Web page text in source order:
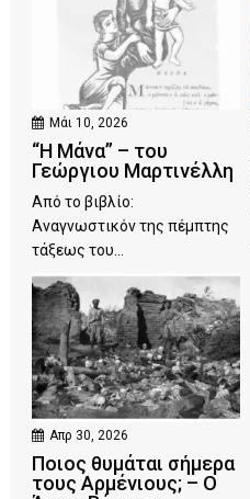
Μάι 10, 2026
“Η Μάνα” – του
Γεώργιου Μαρτινέλλη
Από το βιβλίο:
Αναγνωστικόν της πέμπτης
τάξεως του...
Απρ 30, 2026
Ποιος θυμάται σήμερα
τους Αρμένιους; – Ο